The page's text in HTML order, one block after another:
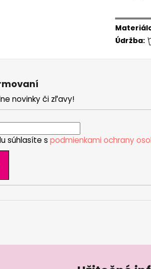
Údržba:
novinky či zľavy!
súhlasíte s podmienkami ochrany